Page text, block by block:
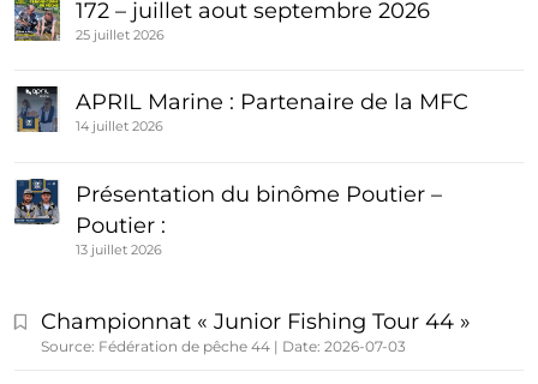
172 – juillet aout septembre 2026
25 juillet 2026
APRIL Marine : Partenaire de la MFC
14 juillet 2026
Présentation du binôme Poutier –
Poutier :
13 juillet 2026
Championnat « Junior Fishing Tour 44 »
Source: Fédération de pêche 44 Date: 2026-07-03